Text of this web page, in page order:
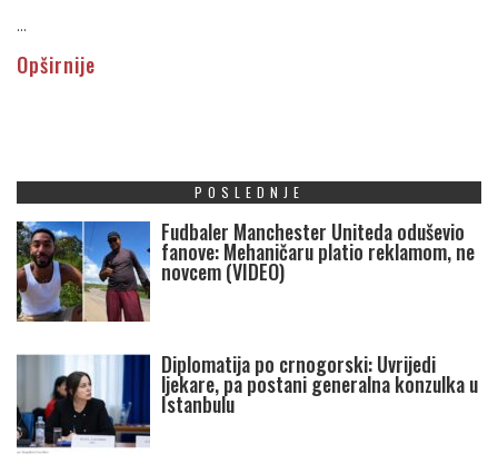
...
Opširnije
POSLEDNJE
Fudbaler Manchester Uniteda oduševio
fanove: Mehaničaru platio reklamom, ne
novcem (VIDEO)
Diplomatija po crnogorski: Uvrijedi
ljekare, pa postani generalna konzulka u
Istanbulu